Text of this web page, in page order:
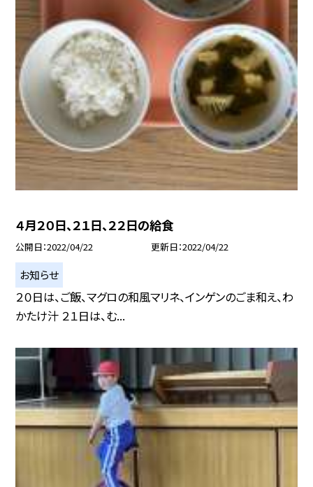
４月２０日、２１日、２２日の給食
公開日 2022/04/22 更新日 2022/04/22
お知らせ
２０日は、ご飯、マグロの和風マリネ、インゲンのごま和え、わ
かたけ汁 ２１日は、む...